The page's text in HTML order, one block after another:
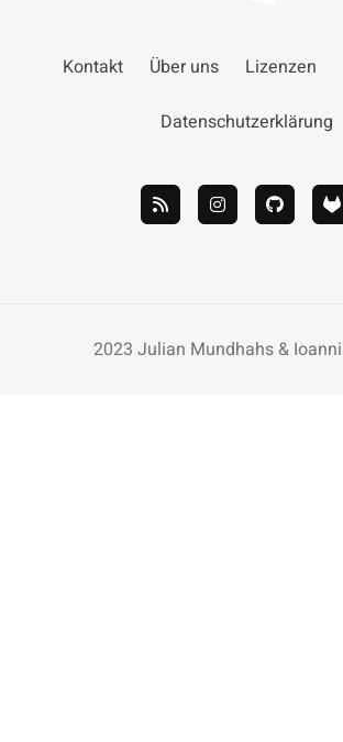
Kontakt Über uns Lizenzen
Datenschutzerklärung
2023 Julian Mundhahs &